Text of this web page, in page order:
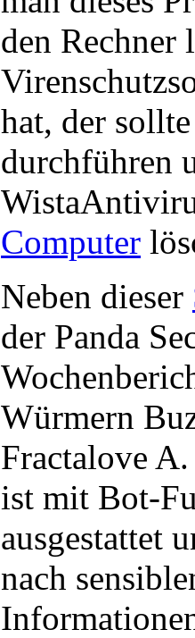
den Rechner
hat, der
durchführen
Computer
Neben dieser
der Panda
Würmern
Fractalove
ist mit Bot-
ausgestattet
nach